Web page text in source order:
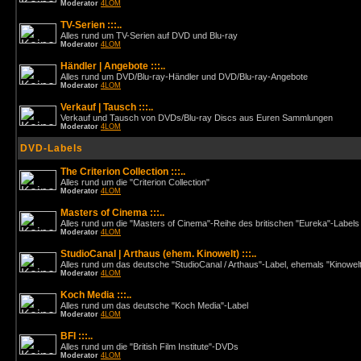
Moderator 4LOM
TV-Serien :::..
Alles rund um TV-Serien auf DVD und Blu-ray
Moderator 4LOM
Händler | Angebote :::..
Alles rund um DVD/Blu-ray-Händler und DVD/Blu-ray-Angebote
Moderator 4LOM
Verkauf | Tausch :::..
Verkauf und Tausch von DVDs/Blu-ray Discs aus Euren Sammlungen
Moderator 4LOM
DVD-Labels
The Criterion Collection :::..
Alles rund um die "Criterion Collection"
Moderator 4LOM
Masters of Cinema :::..
Alles rund um die "Masters of Cinema"-Reihe des britischen "Eureka"-Labels
Moderator 4LOM
StudioCanal | Arthaus (ehem. Kinowelt) :::..
Alles rund um das deutsche "StudioCanal / Arthaus"-Label, ehemals
Moderator 4LOM
Koch Media :::..
Alles rund um das deutsche "Koch Media"-Label
Moderator 4LOM
BFI :::..
Alles rund um die "British Film Institute"-DVDs
Moderator 4LOM